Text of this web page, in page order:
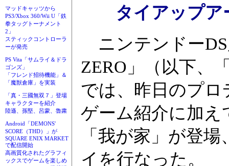
マッドキャッツから
PS3/Xbox 360/Wii U「鉄
拳タッグトーナメント
2」
スティックコントローラ
ーが発売
PS Vita「サムライ＆ドラ
ゴンズ」
「フレンド招待機能」＆
「魔獣倉庫」を実装
「真・三國無双７」登場
キャラクターを紹介
陸遜、孫堅、呂蒙、魯粛
Android「DEMONS'
SCORE（THD）」が
SQUARE ENIX MARKET
で配信開始
高画質化されたグラフィ
ックスでゲームを楽しめ
タイアップア
ニンテンドー
ZERO」（以下、
では、昨日のプ
ゲーム紹介に加
「我が家」が登
イを行なった。